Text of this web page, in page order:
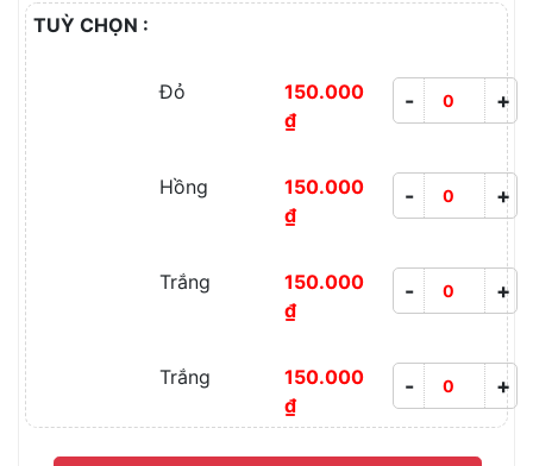
TUỲ CHỌN :
Đỏ
150.000
₫
- +
Hồng
150.000
₫
- +
Trắng
150.000
₫
- +
Trắng
150.000
₫
- +